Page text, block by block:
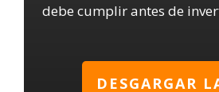
debe cumplir antes de
DESGARGAR